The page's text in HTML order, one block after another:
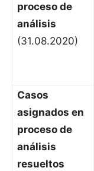
proceso de
análisis
(31.08.2020)
Casos
asignados en
proceso de
análisis
resueltos